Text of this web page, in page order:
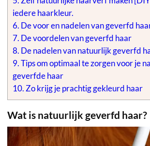
iedere haarkleur.
6. De voor en nadelen van geverfd
7. De voordelen van geverfd haar
8. De nadelen van natuurlijk geverfd
9. Tips om optimaal te zorgen voor je
geverfde haar
10. Zo krijg je prachtig gekleurd haar
Wat is natuurlijk geverfd haar?